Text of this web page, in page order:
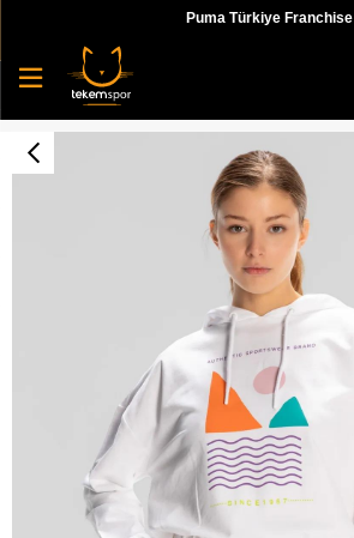
Puma Türkiye Franchise